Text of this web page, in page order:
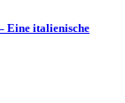
italienische